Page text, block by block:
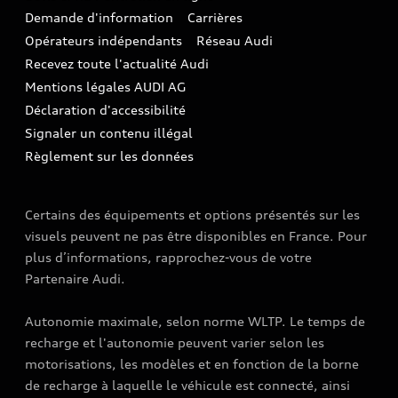
LLD
Audi Assistance
Campagne de rappel Airbag Takata
Mise à jour logiciel
Espace actualités Audi
Carrières
Espace Presse
Demande d'information
Carrières
Opérateurs indépendants
Réseau Audi
Recevez toute l'actualité Audi
Mentions légales AUDI AG
Déclaration d'accessibilité
Signaler un contenu illégal
Règlement sur les données
Certains des équipements et options présentés sur les
visuels peuvent ne pas être disponibles en France. Pour
plus d’informations, rapprochez-vous de votre
Partenaire Audi.
Autonomie maximale, selon norme WLTP. Le temps de
recharge et l'autonomie peuvent varier selon les
motorisations, les modèles et en fonction de la borne
de recharge à laquelle le véhicule est connecté, ainsi